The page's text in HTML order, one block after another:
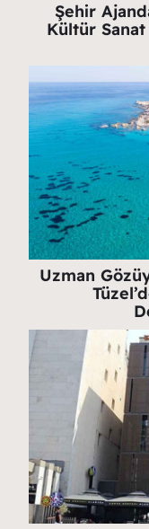
Şehir
Kültür Sanat
Uzman